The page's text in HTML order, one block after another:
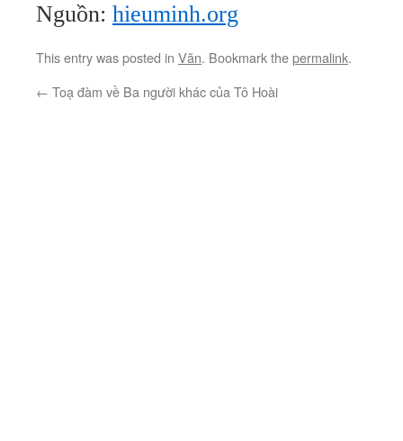
Nguồn: hieuminh.org
This entry was posted in Văn. Bookmark thepermalink.
← Toạ đàm về Ba người khác của Tô Hoài